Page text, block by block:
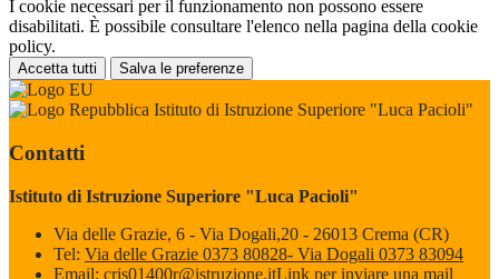
I cookie necessari per il funzionamento non possono essere
disabilitati. È possibile consultare l'elenco nella pagina della cookie
policy.
Accetta tutti Salva le preferenze
Istituto di Istruzione Superiore "Luca Pacioli"
Contatti
Istituto di Istruzione Superiore "Luca Pacioli"
Via delle Grazie, 6 - Via Dogali,20 - 26013 Crema (CR)
Tel: Via delle Grazie 0373 80828- Via Dogali 0373 83094
Email: cris01400r@istruzione.itLink per inviare una mail